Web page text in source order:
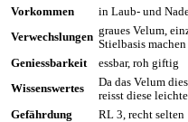
Vorkommen
in Laub- und
Verwechslungen graues Velum,
Stielbasis
Geniessbarkeit
essbar, roh giftig
Wissenswertes
Da das Velum
reisst diese
Gefährdung
RL 3, recht selten